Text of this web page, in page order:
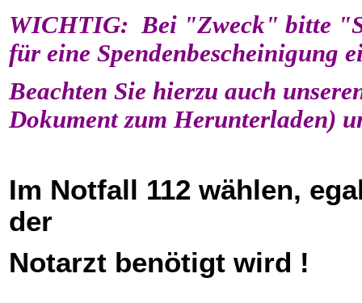
WICHTIG: Bei "Zweck" bitte
für eine Spendenbescheinigung
Beachten Sie hierzu auch
Dokument zum Herunterladen)
Im Notfall 112 wählen,
der
Notarzt benötigt wird !